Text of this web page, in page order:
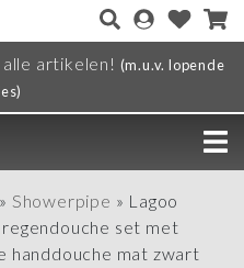
alle artikelen! (m.u.v. lopende
» Showerpipe » Lagoo
set met
handdouche mat zwart